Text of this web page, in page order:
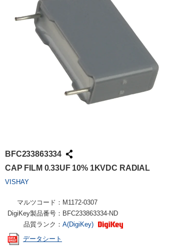
BFC233863334
CAP FILM 0.33UF 10% 1KVDC RADIAL
VISHAY
マルツコード： M1172-0307
DigiKey製品番号： BFC233863334-ND
品質ランク： A(DigiKey)
データシート